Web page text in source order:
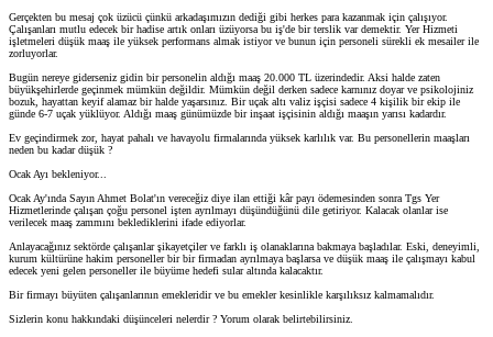
Gerçekten bu mesaj çok üzücü çünkü arkadaşımızın dediği gibi herkes para kazanmak için çalışıyor.
Çalışanları mutlu edecek bir hadise artık onları üzüyorsa bu iş'de bir terslik var demektir. Yer Hizmeti
işletmeleri düşük maaş ile yüksek performans almak istiyor ve bunun için personeli sürekli ek mesailer ile
zorluyorlar.
Bugün nereye giderseniz gidin bir personelin aldığı maaş 20.000 TL üzerindedir. Aksi halde zaten
büyükşehirlerde geçinmek mümkün değildir. Mümkün değil derken sadece karnınız doyar ve psikolojiniz
bozuk, hayattan keyif alamaz bir halde yaşarsınız. Bir uçak altı valiz işçisi sadece 4 kişilik bir ekip ile
günde 6-7 uçak yüklüyor. Aldığı maaş günümüzde bir inşaat işçisinin aldığı maaşın yarısı kadardır.
Ev geçindirmek zor, hayat pahalı ve havayolu firmalarında yüksek karlılık var. Bu personellerin maaşları
neden bu kadar düşük ?
Ocak Ayı bekleniyor...
Ocak Ay'ında Sayın Ahmet Bolat'ın vereceğiz diye ilan ettiği kâr payı ödemesinden sonra Tgs Yer
Hizmetlerinde çalışan çoğu personel işten ayrılmayı düşündüğünü dile getiriyor. Kalacak olanlar ise
verilecek maaş zammını beklediklerini ifade ediyorlar.
Anlayacağınız sektörde çalışanlar şikayetçiler ve farklı iş olanaklarına bakmaya başladılar. Eski, deneyimli,
kurum kültürüne hakim personeller bir bir firmadan ayrılmaya başlarsa ve düşük maaş ile çalışmayı kabul
edecek yeni gelen personeller ile büyüme hedefi sular altında kalacaktır.
Bir firmayı büyüten çalışanlarının emekleridir ve bu emekler kesinlikle karşılıksız kalmamalıdır.
Sizlerin konu hakkındaki düşünceleri nelerdir ? Yorum olarak belirtebilirsiniz.